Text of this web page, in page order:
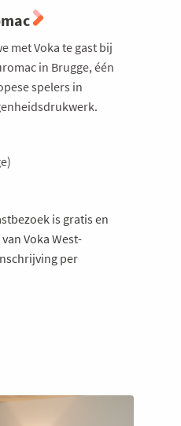
met Voka te gast bij
in Brugge, één
spelers in
is gratis en
Voka West-
per